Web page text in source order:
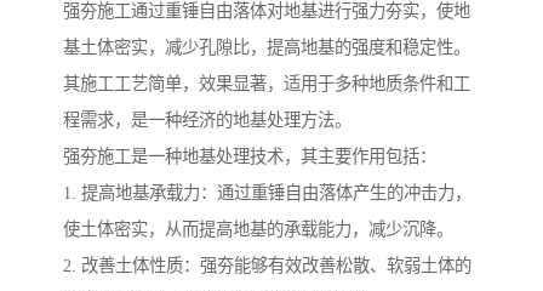
强夯施工通过重锤自由落体对地基进行强力夯实，使地
基土体密实，减少孔隙比，提高地基的强度和稳定性。
其施工工艺简单，效果显著，适用于多种地质条件和工
程需求，是一种经济的地基处理方法。
强夯施工是一种地基处理技术，其主要作用包括：
1. 提高地基承载力：通过重锤自由落体产生的冲击力，
使土体密实，从而提高地基的承载能力，减少沉降。
2. 改善土体性质：强夯能够有效改善松散、软弱土体的